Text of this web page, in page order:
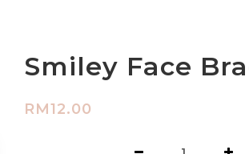
Smiley Face
RM12.00